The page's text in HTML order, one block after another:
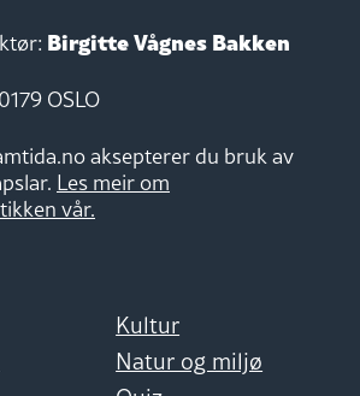
Birgitte Vågnes Bakken
OSLO
aksepterer du bruk av
Les meir om
vår.
Kultur
Natur og miljø